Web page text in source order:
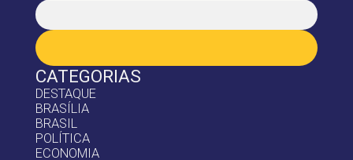
CATEGORIAS
DESTAQUE
BRASÍLIA
BRASIL
POLÍTICA
ECONOMIA